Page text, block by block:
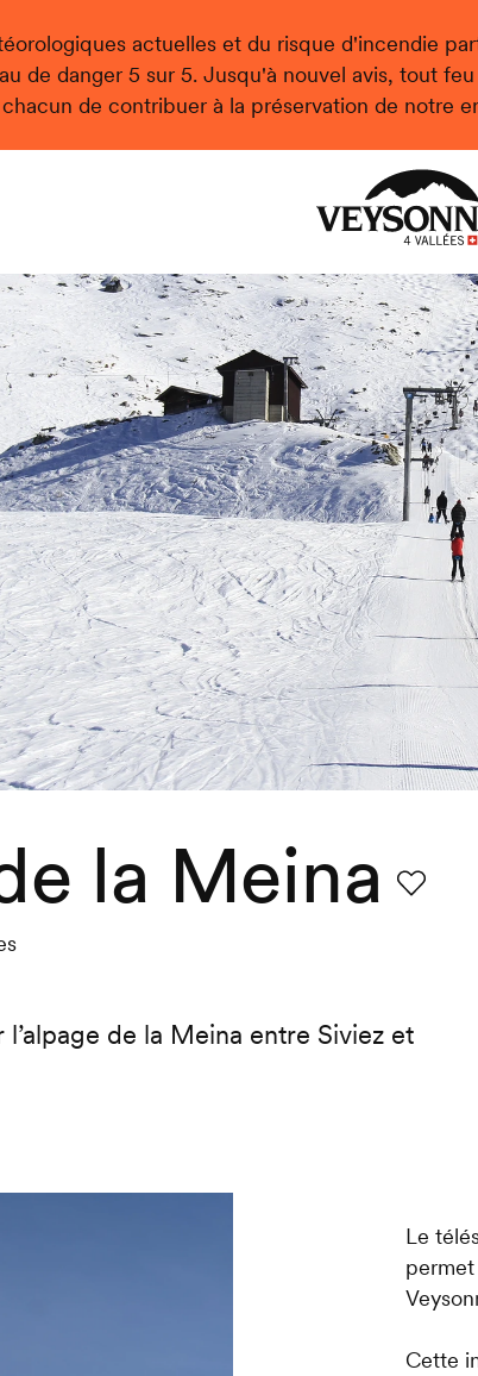
actuelles et du risque d'incendie
de danger 5 sur 5. Jusqu'à nouvel avis, tout
de contribuer à la préservation de notre
la Meina
de la Meina entre Siviez et
Le
Cette